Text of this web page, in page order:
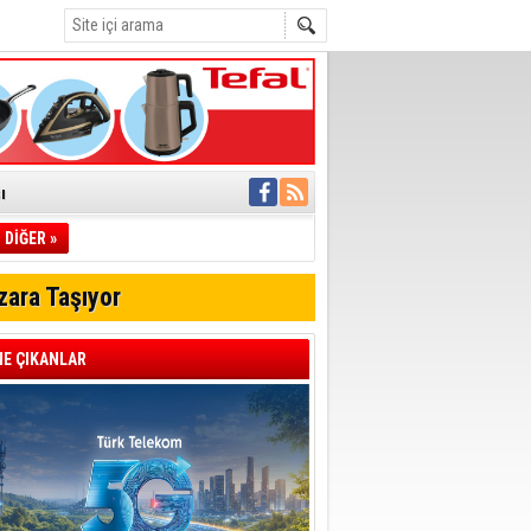
İletti
müdahale
Geçti
DİĞER »
Taşıyor
ÇIKANLAR